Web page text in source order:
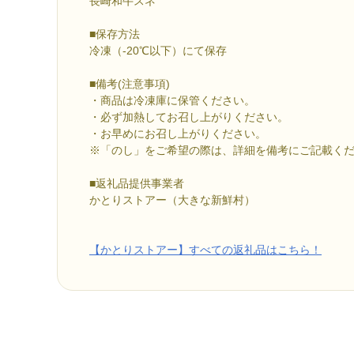
■保存方法
冷凍（-20℃以下）にて保存
■備考(注意事項)
・商品は冷凍庫に保管ください。
・必ず加熱してお召し上がりください。
・お早めにお召し上がりください。
※「のし」をご希望の際は、詳細を備考にご記載く
■返礼品提供事業者
かとりストアー（大きな新鮮村）
【かとりストアー】すべての返礼品はこちら！